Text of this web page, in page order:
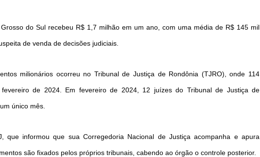
do Sul recebeu R$ 1,7 milhão em um ano, com uma média de R$ 145 mil
de venda de decisões judiciais.
milionários ocorreu no Tribunal de Justiça de Rondônia (TJRO), onde 114
fevereiro de 2024. Em fevereiro de 2024, 12 juízes do Tribunal de Justiça de
único mês.
informou que sua Corregedoria Nacional de Justiça acompanha e apura
são fixados pelos próprios tribunais, cabendo ao órgão o controle posterior.